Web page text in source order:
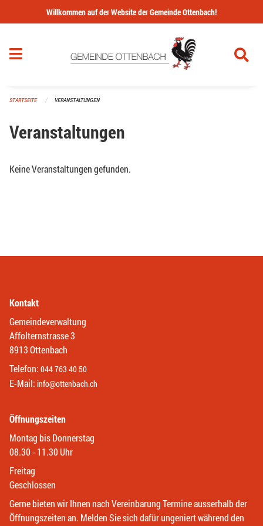
Navigation überspringen
Willkommen auf der Website der Gemeinde Ottenbach!
STARTSEITE VERANSTALTUNGEN
Veranstaltungen
Keine Veranstaltungen gefunden.
Kontakt
Gemeindeverwaltung
Affolternstrasse 3
8913 Ottenbach
Telefon: 044 763 40 50
E-Mail: info@ottenbach.ch
Öffnungszeiten
Montag bis Donnerstag
08.30 - 11.30 Uhr
Freitag
Geschlossen
Gerne bieten wir Ihnen nach Vereinbarung Termine ausserhalb der
Öffnungszeiten an. Melden Sie sich dafür ungeniert während den